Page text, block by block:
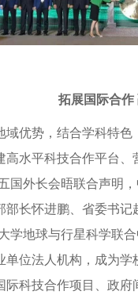
拓展国际合
优势，结合学科特
水平科技合作平台
国外长会晤联合声明
长怀进鹏、省委书
学地球与行星科学联
位法人机构，成为
科技合作项目、政